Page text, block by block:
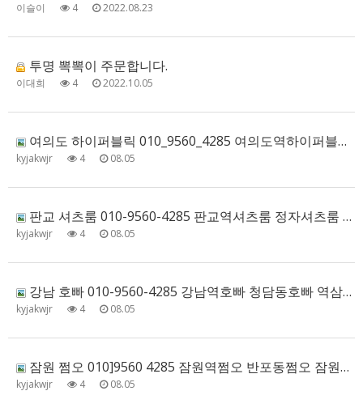
이슬이 4 2022.08.23
투명 뽁뽁이 주문합니다.
이대희 4 2022.10.05
여의도 하이퍼블릭 010_9560_4285 여의도역하이퍼블릭 여의도한강하이퍼블릭 여의도풀사롱 여의도야구장 할…
kyjakwjr 4 08.05
판교 셔츠룸 010-9560-4285 판교역셔츠룸 정자셔츠룸 분당셔츠룸 판교풀사롱 예약문의
kyjakwjr 4 08.05
강남 호빠 010-9560-4285 강남역호빠 청담동호빠 역삼동호빠 논현동호빠 추천
kyjakwjr 4 08.05
잠원 쩜오 010]9560 4285 잠원역쩜오 반포동쩜오 잠원한강쩜오 신사동쩜오 할인문의
kyjakwjr 4 08.05